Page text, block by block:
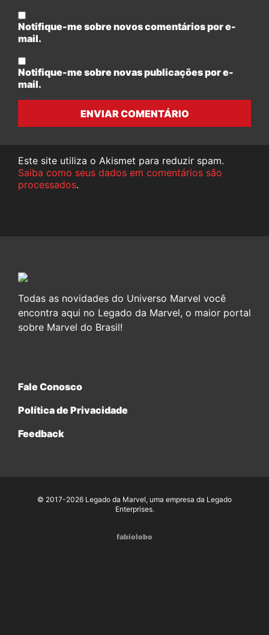
Notifique-me sobre novos comentários por e-
mail.
Notifique-me sobre novas publicações por e-
mail.
ENVIAR COMENTÁRIO
Este site utiliza o Akismet para reduzir spam.
Saiba como seus dados em comentários são
processados.
Todas as novidades do Universo Marvel você
encontra aqui no Legado da Marvel, o maior portal
sobre Marvel do Brasil!
Fale Conosco
Política de Privacidade
Feedback
© 2017-2026 Legado da Marvel, uma empresa da Legado
Enterprises.
fabiolobo